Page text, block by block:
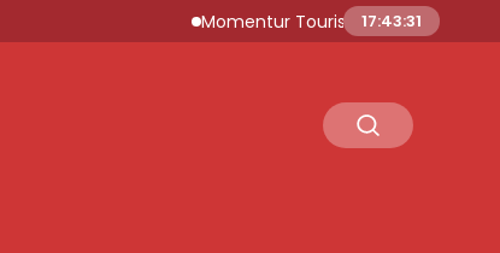
Momentur Tourism & Travel, Dubai
17:43:32